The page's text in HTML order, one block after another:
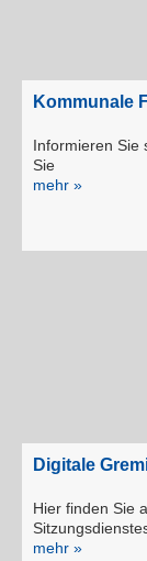
Kommunale
Informieren Sie
Sie
mehr »
Digitale
Hier finden Sie
mehr »